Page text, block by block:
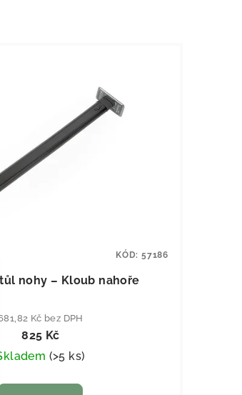
nohy – Kloub nahoře
Kč bez DPH
825 Kč
(>5 ks)
KÓD: 57186